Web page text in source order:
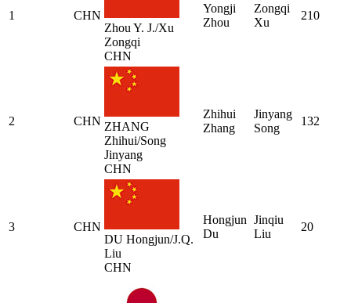
1
CHN
Zhou Y. J./Xu
Zongqi
CHN
Yongji
Zhou
Zongqi
Xu
210
2 CHN ZHANG
Zhihui/Song
Jinyang
CHN
Zhihui
Zhang
Jinyang
Song
132
3
CHN
DU Hongjun/J.Q.
Liu
CHN
Hongjun
Du
Jinqiu
Liu
20